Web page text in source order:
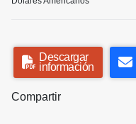
Descargar
información
Compartir